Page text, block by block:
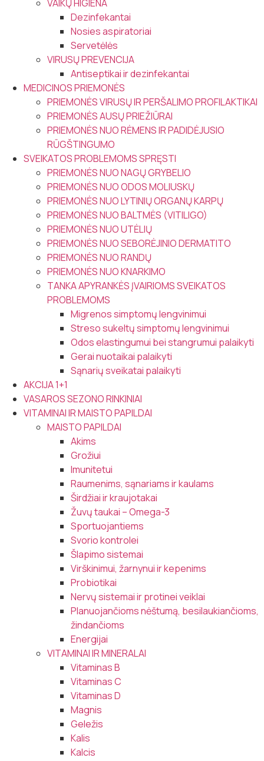
VAIKŲ HIGIENA
Dezinfekantai
Nosies aspiratoriai
Servetėlės
VIRUSŲ PREVENCIJA
Antiseptikai ir dezinfekantai
MEDICINOS PRIEMONĖS
PRIEMONĖS VIRUSŲ IR PERŠALIMO PROFILAKTIKAI
PRIEMONĖS AUSŲ PRIEŽIŪRAI
PRIEMONĖS NUO RĖMENS IR PADIDĖJUSIO
RŪGŠTINGUMO
SVEIKATOS PROBLEMOMS SPRĘSTI
PRIEMONĖS NUO NAGŲ GRYBELIO
PRIEMONĖS NUO ODOS MOLIUSKŲ
PRIEMONĖS NUO LYTINIŲ ORGANŲ KARPŲ
PRIEMONĖS NUO BALTMĖS (VITILIGO)
PRIEMONĖS NUO UTĖLIŲ
PRIEMONĖS NUO SEBORĖJINIO DERMATITO
PRIEMONĖS NUO RANDŲ
PRIEMONĖS NUO KNARKIMO
TANKA APYRANKĖS ĮVAIRIOMS SVEIKATOS
PROBLEMOMS
Migrenos simptomų lengvinimui
Streso sukeltų simptomų lengvinimui
Odos elastingumui bei stangrumui palaikyti
Gerai nuotaikai palaikyti
Sąnarių sveikatai palaikyti
AKCIJA 1+1
VASAROS SEZONO RINKINIAI
VITAMINAI IR MAISTO PAPILDAI
MAISTO PAPILDAI
Akims
Grožiui
Imunitetui
Raumenims, sąnariams ir kaulams
Širdžiai ir kraujotakai
Žuvų taukai – Omega-3
Sportuojantiems
Svorio kontrolei
Šlapimo sistemai
Virškinimui, žarnynui ir kepenims
Probiotikai
Nervų sistemai ir protinei veiklai
Planuojančioms nėštumą, besilaukiančioms,
žindančioms
Energijai
VITAMINAI IR MINERALAI
Vitaminas B
Vitaminas C
Vitaminas D
Magnis
Geležis
Kalis
Kalcis